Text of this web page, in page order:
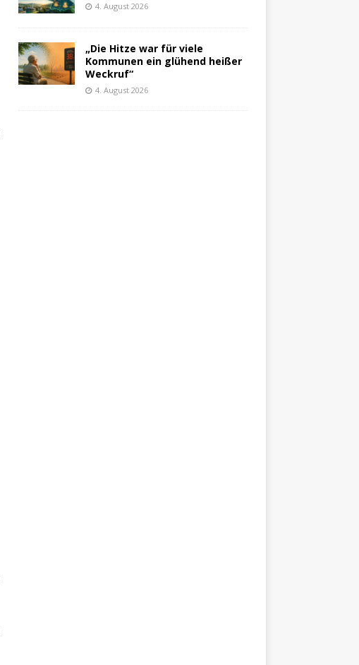
4. August 2026
„Die Hitze war für viele
Kommunen ein glühend heißer
Weckruf“
4. August 2026